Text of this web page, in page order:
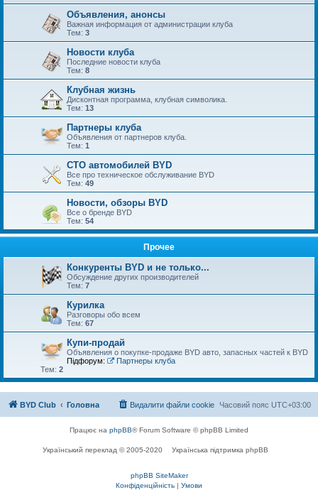
Объявления, анонсы
Важная информация от администрации клуба
Тем: 3
Новости клуба
Последние новости клуба
Тем: 8
Клубная жизнь
Дисконтная программа, клубная символика.
Тем: 13
Партнеры клуба
Объявления от партнеров клуба.
Тем: 1
СТО автомобилей BYD
Все про техническое обслуживание BYD
Тем: 49
Новости, обзоры BYD
Все о бренде BYD
Тем: 54
Прочее
Конкуренты BYD и не только...
Обсуждение других производителей
Тем: 7
Курилка
Разговоры обо всем
Тем: 67
Купи-продай
Объявления о покупке-продаже BYD авто, запасных частей к BYD
Підфорум:
Партнеры клуба
Тем: 2
BYD Club Головна Часовий пояс UTC+03:00
Видалити файли cookie
Працює на phpBB® Forum Software © phpBB Limited
Український переклад © 2005-2020 Українська підтримка phpBB
phpBB SiteMaker
Конфіденційність | Умови